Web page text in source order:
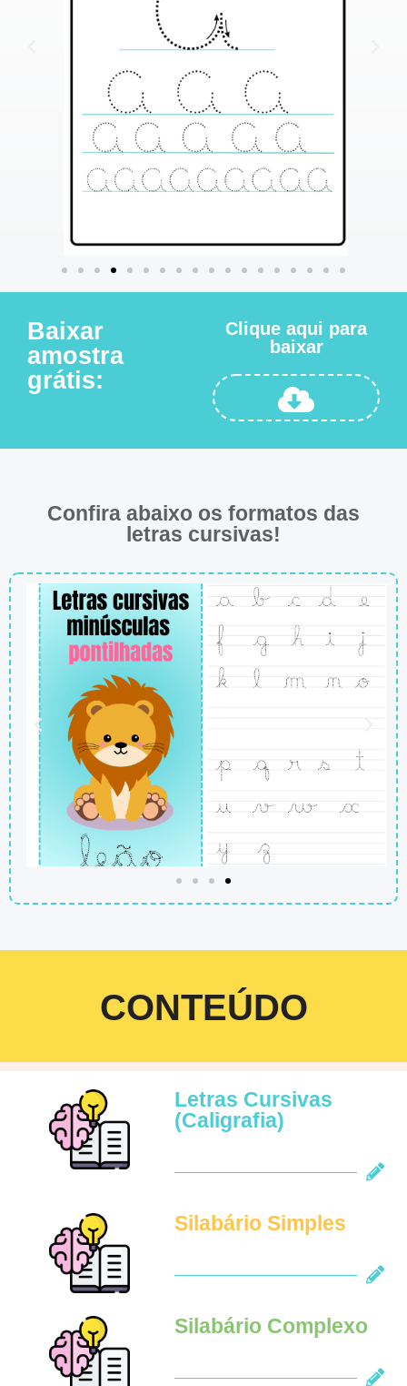
Baixar
amostra
grátis:
Clique aqui para
baixar
Confira abaixo os formatos das
letras cursivas!
CONTEÚDO
Letras Cursivas
(Caligrafia)
Silabário Simples
Silabário Complexo